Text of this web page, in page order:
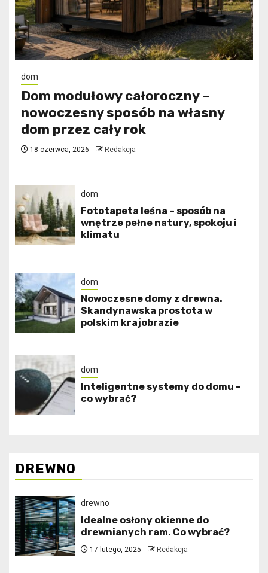
dom
Dom modułowy całoroczny –
nowoczesny sposób na własny
dom przez cały rok
18 czerwca, 2026 Redakcja
dom
​Fototapeta leśna – sposób na
wnętrze pełne natury, spokoju i
klimatu
dom
Nowoczesne domy z drewna.
Skandynawska prostota w
polskim krajobrazie
dom
Inteligentne systemy do domu –
co wybrać?
DREWNO
drewno
Idealne osłony okienne do
drewnianych ram. Co wybrać?
17 lutego, 2025 Redakcja